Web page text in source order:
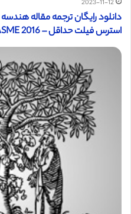
2023-11-12
استرس فیلت حداقل – ASME 2016